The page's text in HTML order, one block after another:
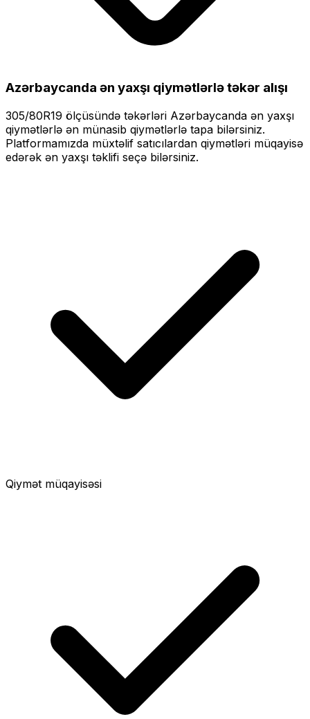
Azərbaycanda ən yaxşı qiymətlərlətəkər alışı
305/80R19 ölçüsündə təkərləri Azərbaycanda ən yaxşı
qiymətlərlə ən münasib qiymətlərlə tapa bilərsiniz.
Platformamızda müxtəlif satıcılardan qiymətləri müqayisə
edərək ən yaxşı təklifi seçə bilərsiniz.
Qiymət müqayisəsi